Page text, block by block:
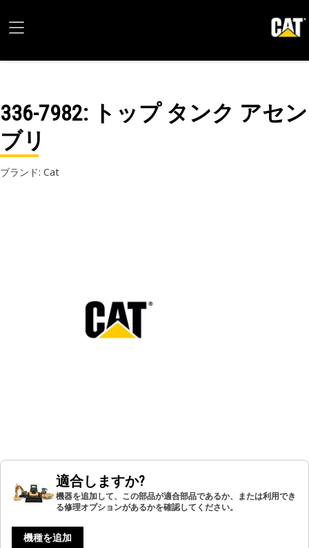
336-7982: トップ タンク アセン
ブリ
ブランド: Cat
適合しますか?
機器を追加して、この部品が適合部品であるか、または利用でき
る修理オプションがあるかを確認してください。
機種を追加